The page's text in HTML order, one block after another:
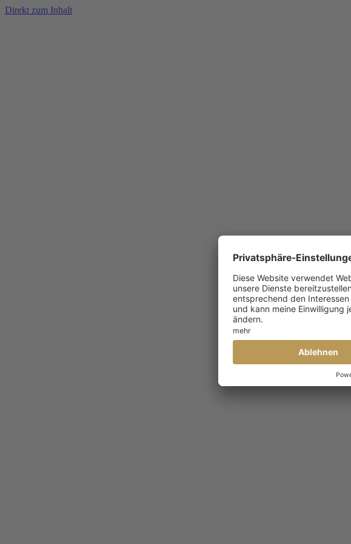
Direkt zum Inhalt